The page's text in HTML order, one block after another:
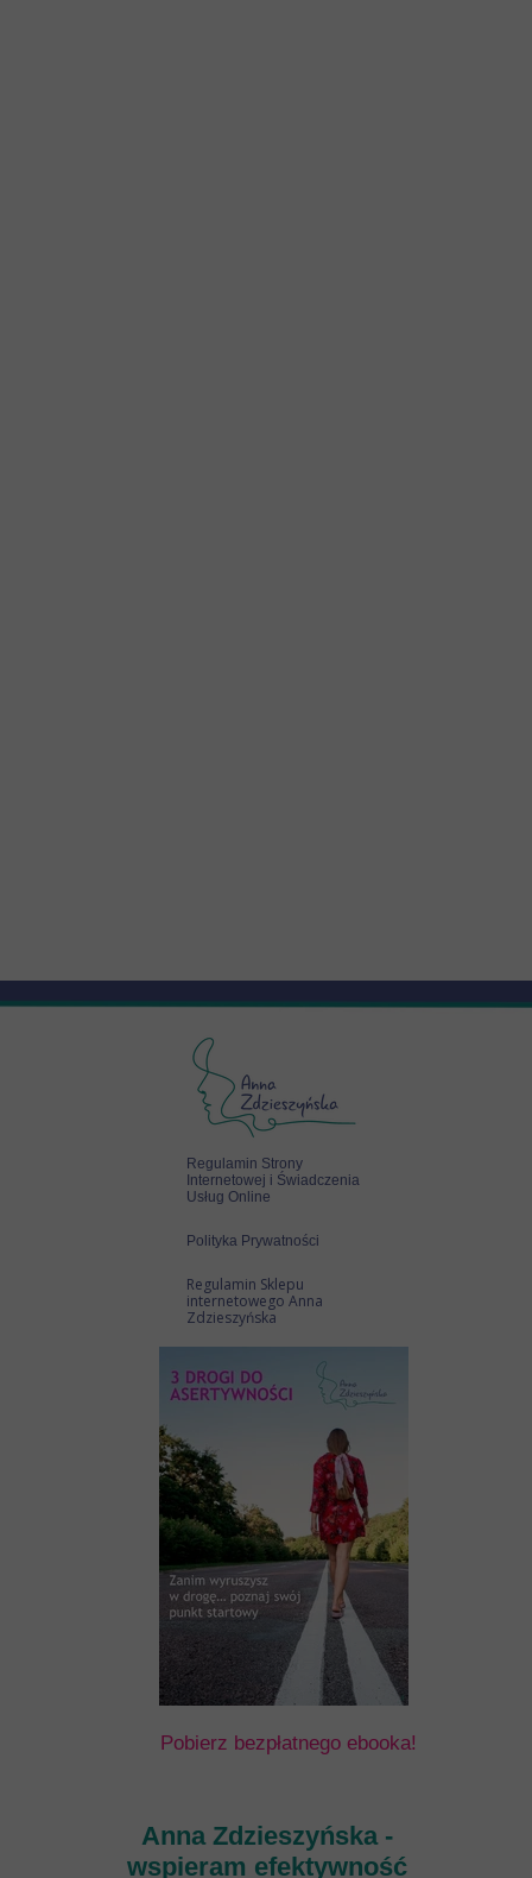
Pobierz bezpłatnego ebooka!
Polityka Prywatności
Anna Zdzieszyńska -
wspieram efektywność
Regulamin Strony
Internetowej i Świadczenia
Usług Online
Regulamin Sklepu
internetowego Anna
Zdzieszyńska